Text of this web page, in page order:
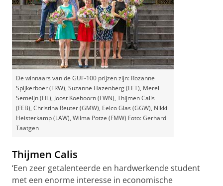
De winnaars van de GUF-100 prijzen zijn: Rozanne
Spijkerboer (FRW), Suzanne Hazenberg (LET), Merel
Semeijn (FIL), Joost Koehoorn (FWN), Thijmen Calis
(FEB), Christina Reuter (GMW), Eelco Glas (GGW), Nikki
Heisterkamp (LAW), Wilma Potze (FMW) Foto: Gerhard
Taatgen
Thijmen Calis
‘Een zeer getalenteerde en hardwerkende student
met een enorme interesse in economische